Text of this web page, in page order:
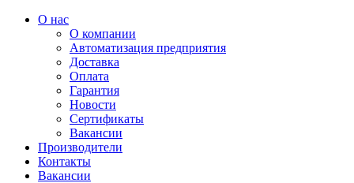
О нас
О компании
Автоматизация предприятия
Доставка
Оплата
Гарантия
Новости
Сертификаты
Вакансии
Производители
Контакты
Вакансии